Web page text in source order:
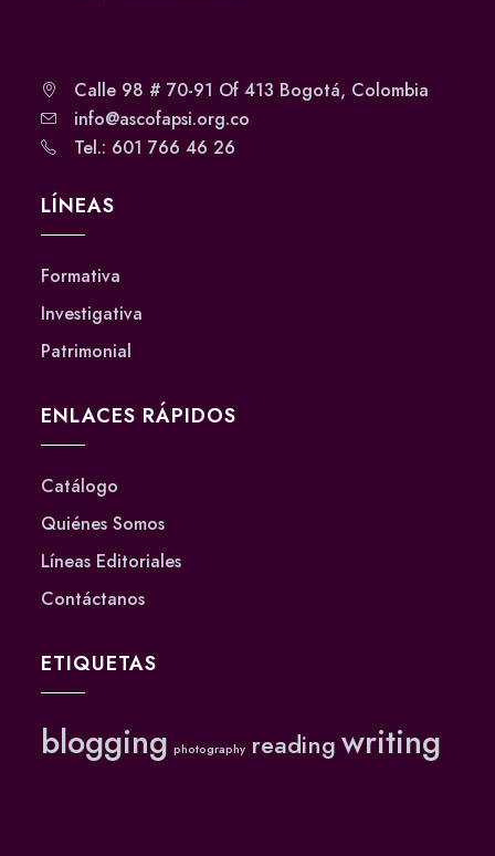
Calle 98 # 70-91 Of 413 Bogotá, Colombia
info@ascofapsi.org.co
Tel.: 601 766 46 26
LÍNEAS
Formativa
Investigativa
Patrimonial
ENLACES RÁPIDOS
Catálogo
Quiénes Somos
Líneas Editoriales
Contáctanos
ETIQUETAS
blogging photography reading writing